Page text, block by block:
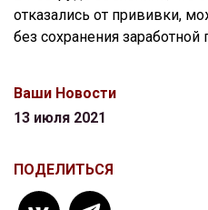
отказались от прививки,
без сохранения заработной
Ваши Новости
13 июля 2021
ПОДЕЛИТЬСЯ